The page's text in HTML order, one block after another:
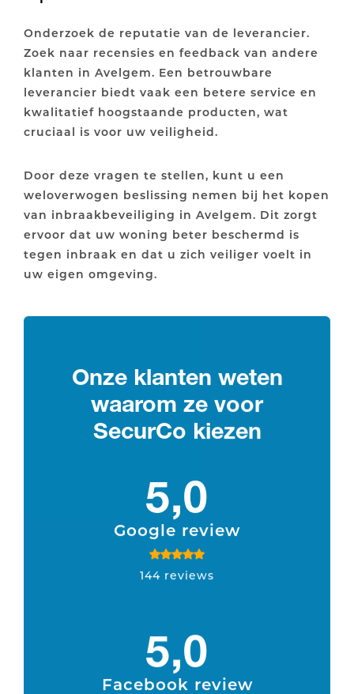
Onderzoek de reputatie van de leverancier.
Zoek naar recensies en feedback van andere
klanten in Avelgem. Een betrouwbare
leverancier biedt vaak een betere service en
kwalitatief hoogstaande producten, wat
cruciaal is voor uw veiligheid.
Door deze vragen te stellen, kunt u een
weloverwogen beslissing nemen bij het kopen
van inbraakbeveiliging in Avelgem. Dit zorgt
ervoor dat uw woning beter beschermd is
tegen inbraak en dat u zich veiliger voelt in
uw eigen omgeving.
Onze klanten weten
waarom ze voor
SecurCo kiezen
5,0
Google review
144 reviews
5,0
Facebook review